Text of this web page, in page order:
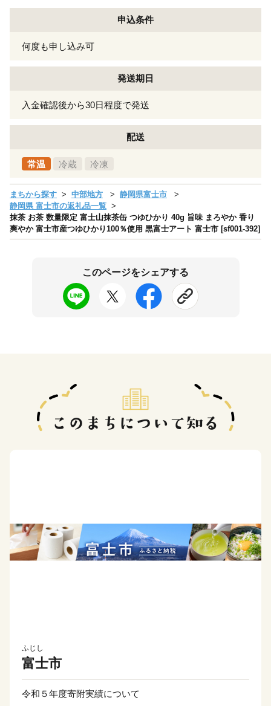
申込条件
何度も申し込み可
発送期日
入金確認後から30日程度で発送
配送
常温 冷蔵 冷凍
まちから探す 中部地方
静岡県富士市
静岡県 富士市の返礼品一覧
抹茶 お茶 数量限定 富士山抹茶缶 つゆひかり 40g 旨味 まろやか 香り
爽やか 富士市産つゆひかり100％使用 黒富士アート 富士市 [sf001-392]
このページをシェアする
ふじし
富士市
令和５年度寄附実績について